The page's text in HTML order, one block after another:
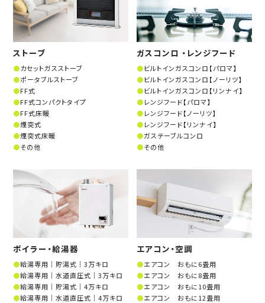
ストーブ
カセットガスストーブ
ポータブルストーブ
FF式
FF式コンパクトタイプ
FF式床暖
煙突式
煙突式床暖
その他
ガスコンロ ・レンジフード
ビルトインガスコンロ【パロマ】
ビルトインガスコンロ【ノーリツ】
ビルトインガスコンロ【リンナイ】
レンジフード【パロマ】
レンジフード【ノーリツ】
レンジフード【リンナイ】
ガステーブルコンロ
その他
ボイラー・給湯器
給湯専用│貯湯式│3万キロ
給湯専用│水道直圧式│3万キロ
給湯専用│貯湯式│4万キロ
給湯専用│水道直圧式│4万キロ
エアコン・空調
エアコン おもに6畳用
エアコン おもに8畳用
エアコン おもに10畳用
エアコン おもに12畳用